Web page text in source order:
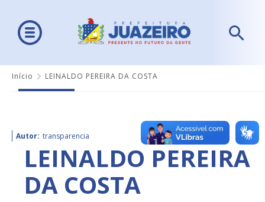
Início LEINALDO PEREIRA DA COSTA
Autor: transparencia
LEINALDO PEREIRA
DA COSTA